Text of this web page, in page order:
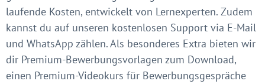
laufende Kosten, entwickelt von Lernexperten. Zudem
kannst du auf unseren kostenlosen Support via E-Mail
und WhatsApp zählen. Als besonderes Extra bieten wir
dir Premium-Bewerbungsvorlagen zum Download,
einen Premium-Videokurs für Bewerbungsgespräche